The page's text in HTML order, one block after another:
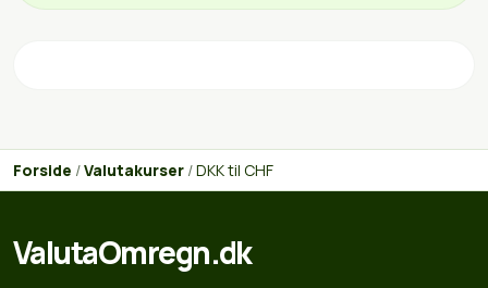
Forside /Valutakurser /DKK til CHF
ValutaOmregn.dk